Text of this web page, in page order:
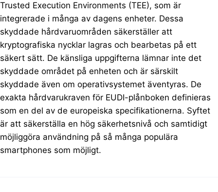
Trusted Execution Environments (TEE), som är
integrerade i många av dagens enheter. Dessa
skyddade hårdvaruområden säkerställer att
kryptografiska nycklar lagras och bearbetas på ett
säkert sätt. De känsliga uppgifterna lämnar inte det
skyddade området på enheten och är särskilt
skyddade även om operativsystemet äventyras. De
exakta hårdvarukraven för EUDI-plånboken definieras
som en del av de europeiska specifikationerna. Syftet
är att säkerställa en hög säkerhetsnivå och samtidigt
möjliggöra användning på så många populära
smartphones som möjligt.